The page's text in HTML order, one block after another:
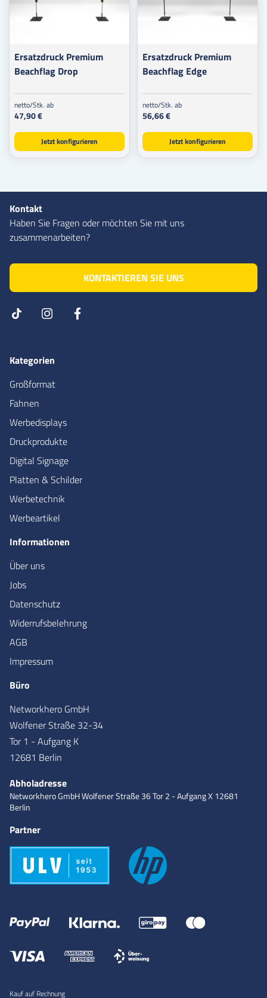
Ersatzdruck Premium
Beachflag Drop
netto/Stk. ab
47,90 €
Jetzt konfigurieren
Ersatzdruck Premium
Beachflag Edge
netto/Stk. ab
56,66 €
Jetzt konfigurieren
Kontakt
Haben Sie Fragen oder möchten Sie mit uns
zusammenarbeiten?
KONTAKTIEREN SIE UNS
Kategorien
Großformat
Fahnen
Werbedisplays
Druckprodukte
Digital Signage
Platten & Schilder
Werbetechnik
Werbeartikel
Informationen
Über uns
Jobs
Datenschutz
Widerrufsbelehrung
AGB
Impressum
Büro
Networkhero GmbH
Wolfener Straße 32-34
Tor 1 - Aufgang K
12681 Berlin
Abholadresse
Networkhero GmbHWolfener Straße 36Tor 2 - Aufgang X12681
Berlin
Partner
Kauf auf Rechnung